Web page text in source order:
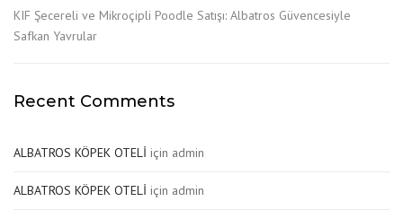
KIF Şecereli ve Mikroçipli Poodle Satışı: Albatros Güvencesiyle
Safkan Yavrular
Recent Comments
ALBATROS KÖPEK OTELİ için admin
ALBATROS KÖPEK OTELİ için admin